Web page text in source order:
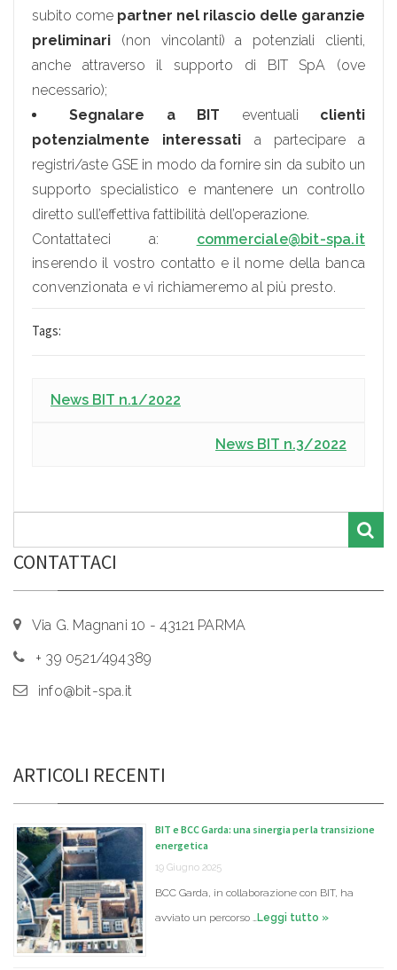
subito come partner nel rilascio delle garanzie
preliminari (non vincolanti) a potenziali clienti,
anche attraverso il supporto di BIT SpA (ove
necessario);
Segnalare a BIT eventuali clienti
potenzialmente interessati a partecipare a
registri/aste GSE in modo da fornire sin da subito un
supporto specialistico e mantenere un controllo
diretto sull’effettiva fattibilità dell’operazione.
Contattateci a: commerciale@bit-spa.it
inserendo il vostro contatto e il nome della banca
convenzionata e vi richiameremo al più presto.
Tags:
News BIT n.1/2022
News BIT n.3/2022
CONTATTACI
Via G. Magnani 10 - 43121 PARMA
+ 39 0521/494389
info@bit-spa.it
ARTICOLI RECENTI
BIT e BCC Garda: una sinergia per la transizione
energetica
19 Giugno 2025
BCC Garda, in collaborazione con BIT, ha
avviato un percorso … Leggi tutto »